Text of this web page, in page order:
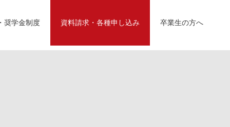
奨学金制度 資料請求・各種申し込み 卒業生の方へ